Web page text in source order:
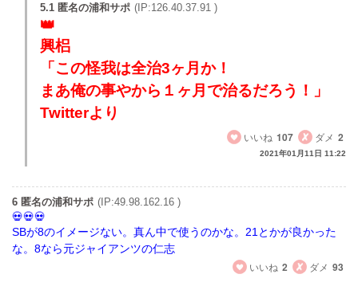
5.1 匿名の浦和サポ (IP:126.40.37.91 )
興梠
「この怪我は全治3ヶ月か！
まあ俺の事やから１ヶ月で治るだろう！」
Twitterより
いいね 107 ダメ 2
2021年01月11日 11:22
6 匿名の浦和サポ (IP:49.98.162.16 )
SBが8のイメージない。真ん中で使うのかな。21とかが良かった
な。8なら元ジャイアンツの仁志
いいね 2 ダメ 93